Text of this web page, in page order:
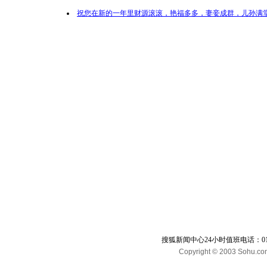
祝您在新的一年里财源滚滚，艳福多多，妻妾成群，儿孙
搜狐新闻中心24小时值班电话：
Copyright © 2003